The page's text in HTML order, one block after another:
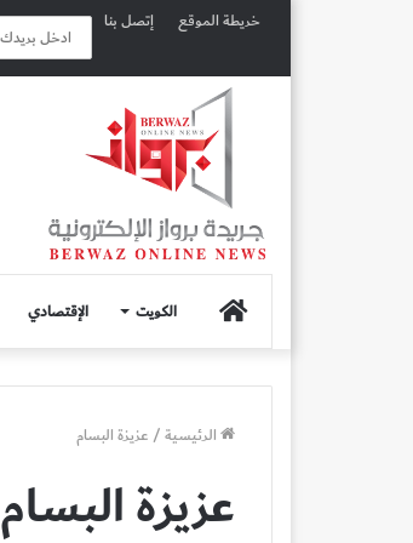
خريطة الموقع إتصل بنا
الصفحة
الرئيسية
الكويت الإقتصادي
الرئيسية/عزيزة البسام
عزيزة البسام